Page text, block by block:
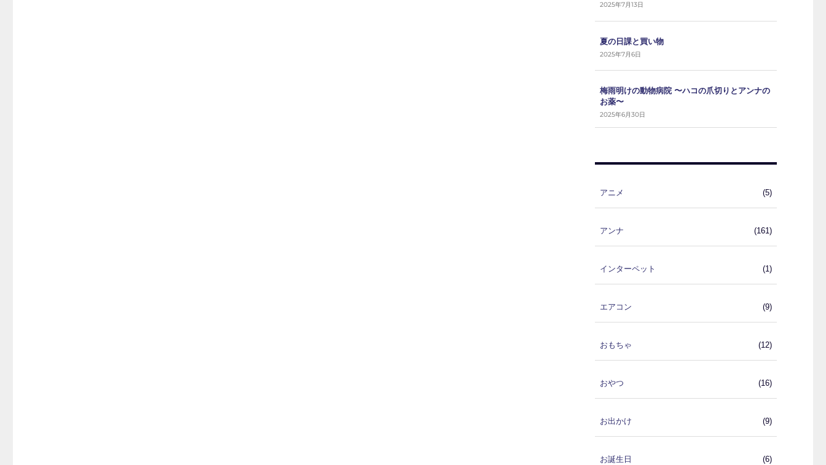
2025年7月13日
夏の日課と買い物
2025年7月6日
梅雨明けの動物病院 〜ハコの爪切りとアンナの
お薬〜
2025年6月30日
アニメ (5)
アンナ (161)
インターペット (1)
エアコン (9)
おもちゃ (12)
おやつ (16)
お出かけ (9)
お誕生日 (6)